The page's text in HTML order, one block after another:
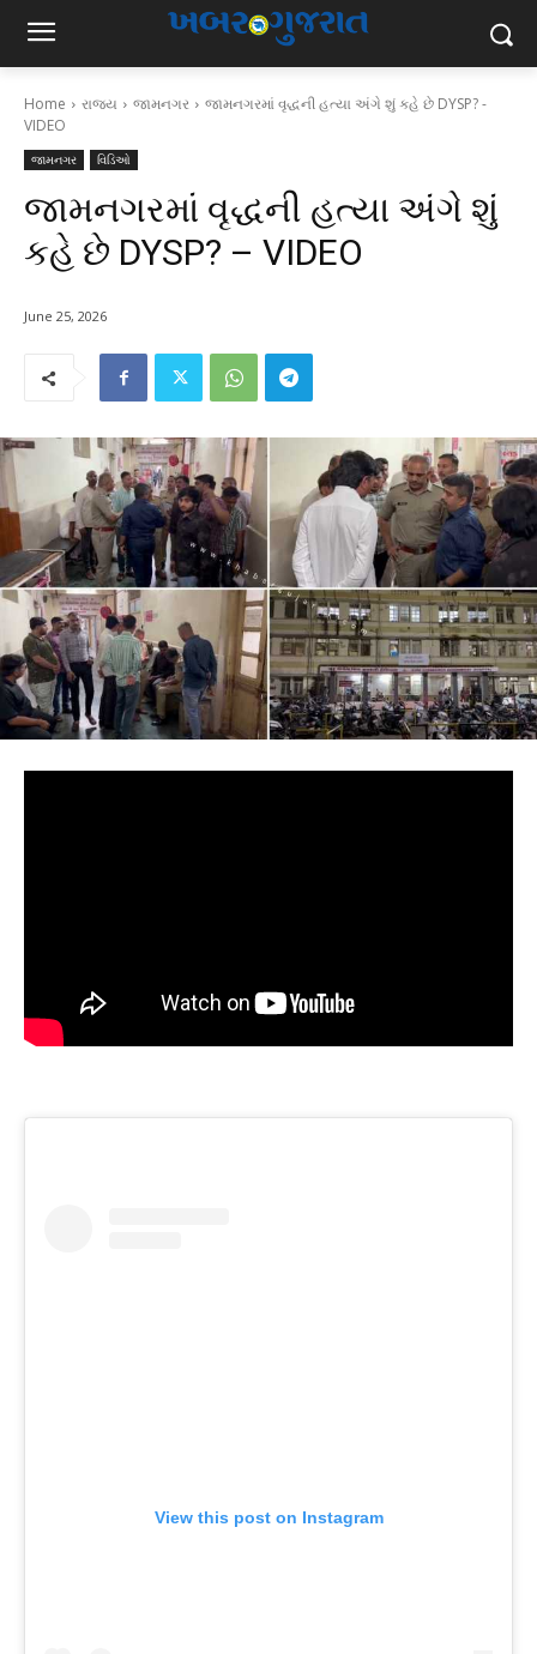
Home રાજ્ય જામનગર
જામનગરમાં વૃદ્ધની હત્યા અંગે શું કહે છે DYSP? -
VIDEO
જામનગર વિડિઓ
જામનગરમાં વૃદ્ધની હત્યા અંગે શું
કહે છે DYSP? – VIDEO
June 25, 2026
View this post on Instagram